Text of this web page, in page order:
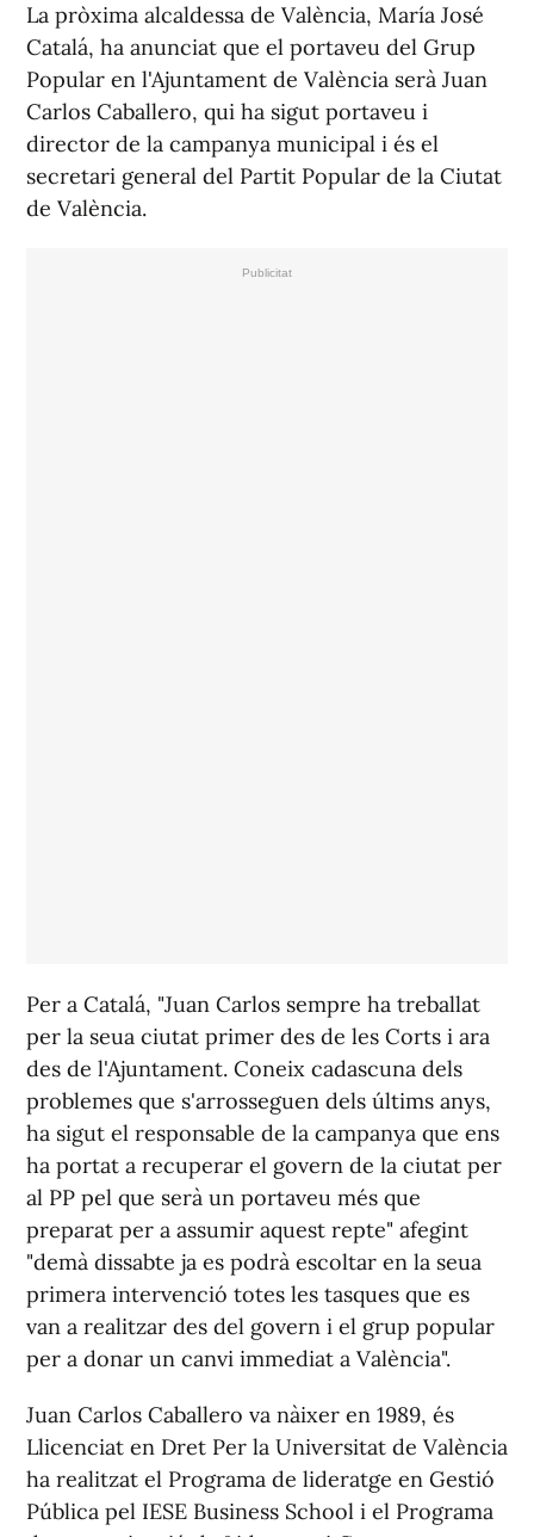
La pròxima alcaldessa de València, María José
Catalá, ha anunciat que el portaveu del Grup
Popular en l'Ajuntament de València serà Juan
Carlos Caballero, qui ha sigut portaveu i
director de la campanya municipal i és el
secretari general del Partit Popular de la Ciutat
de València.
Per a Catalá, "Juan Carlos sempre ha treballat
per la seua ciutat primer des de les Corts i ara
des de l'Ajuntament. Coneix cadascuna dels
problemes que s'arrosseguen dels últims anys,
ha sigut el responsable de la campanya que ens
ha portat a recuperar el govern de la ciutat per
al PP pel que serà un portaveu més que
preparat per a assumir aquest repte" afegint
"demà dissabte ja es podrà escoltar en la seua
primera intervenció totes les tasques que es
van a realitzar des del govern i el grup popular
per a donar un canvi immediat a València".
Juan Carlos Caballero va nàixer en 1989, és
Llicenciat en Dret Per la Universitat de València
ha realitzat el Programa de lideratge en Gestió
Pública pel IESE Business School i el Programa